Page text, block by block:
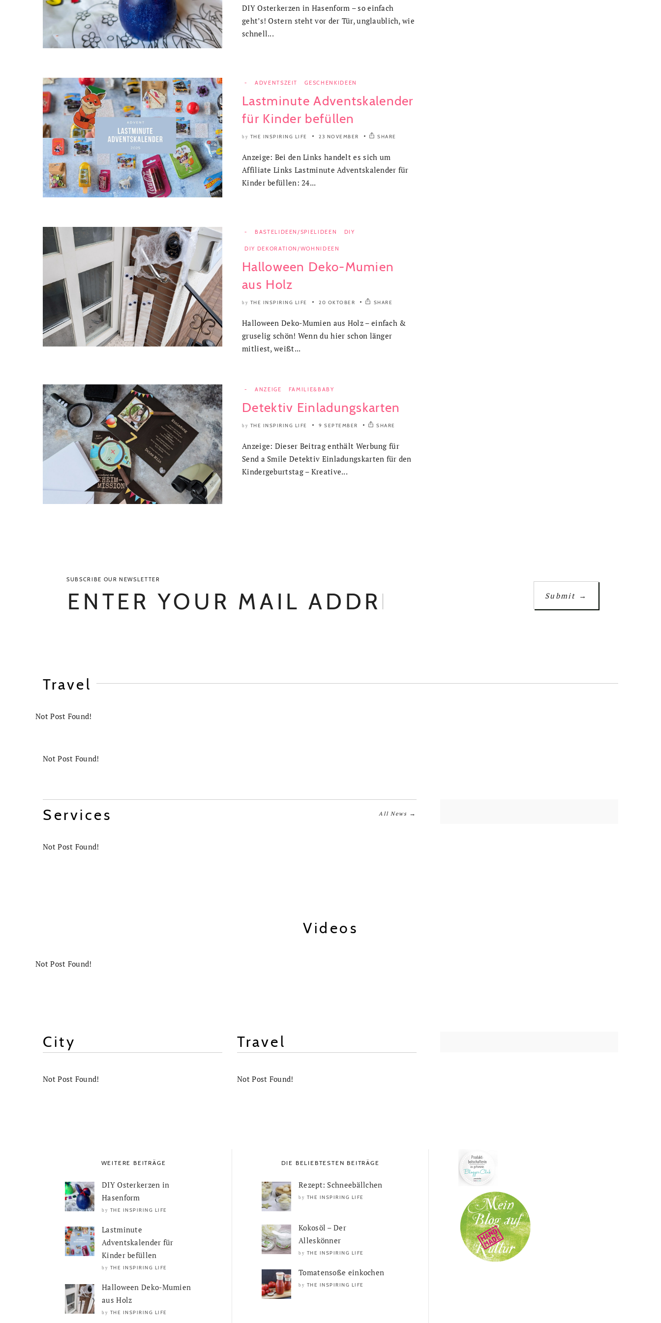
DIY Osterkerzen in Hasenform – so einfach
geht’s! Ostern steht vor der Tür, unglaublich, wie
schnell...
- ADVENTSZEIT GESCHENKIDEEN
Lastminute Adventskalender
für Kinder befüllen
by THE INSPIRING LIFE 23 NOVEMBER SHARE
Anzeige: Bei den Links handelt es sich um
Affiliate Links Lastminute Adventskalender für
Kinder befüllen: 24...
- BASTELIDEEN/SPIELIDEEN DIY
DIY DEKORATION/WOHNIDEEN
Halloween Deko-Mumien
aus Holz
by THE INSPIRING LIFE 20 OKTOBER SHARE
Halloween Deko-Mumien aus Holz – einfach &
gruselig schön! Wenn du hier schon länger
mitliest, weißt...
- ANZEIGE FAMILIE&BABY
Detektiv Einladungskarten
by THE INSPIRING LIFE 9 SEPTEMBER SHARE
Anzeige: Dieser Beitrag enthält Werbung für
Send a Smile Detektiv Einladungskarten für den
Kindergeburtstag – Kreative...
SUBSCRIBE OUR NEWSLETTER
Travel
Not Post Found!
Not Post Found!
Services All News →
Not Post Found!
Videos
Not Post Found!
City
Not Post Found!
Travel
Not Post Found!
WEITERE BEITRÄGE
DIY Osterkerzen in
Hasenform
by THE INSPIRING LIFE
Lastminute
Adventskalender für
Kinder befüllen
by THE INSPIRING LIFE
Halloween Deko-Mumien
aus Holz
by THE INSPIRING LIFE
DIE BELIEBTESTEN BEITRÄGE
Rezept: Schneebällchen
by THE INSPIRING LIFE
Kokosöl – Der
Alleskönner
by THE INSPIRING LIFE
Tomatensoße einkochen
by THE INSPIRING LIFE